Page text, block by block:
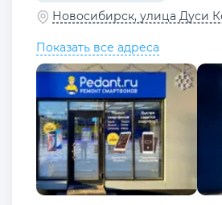
Новосибирск, улица Дуси
Показать все адреса